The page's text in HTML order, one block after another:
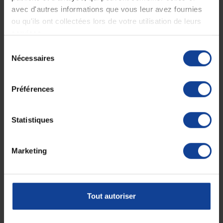
avec d'autres informations que vous leur avez fournies
ou qu'ils ont collectées lors de votre utilisation de leurs
services.
Nécessaires
Préférences
Statistiques
Marketing
Tout autoriser
soignée et discrète
Lundi au jeudi : 9h à 12h30 - 13h30 à
Le vendredi jusqu'à 17h
Description
nombre